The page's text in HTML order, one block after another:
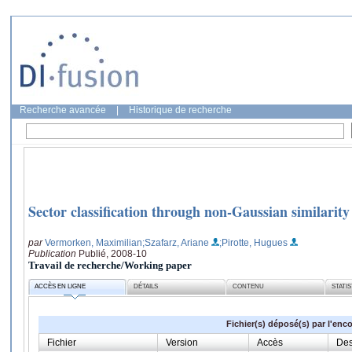
Recherche avancée Historique de recherche
Sector classification through non-Gaussian similarity
parVermorken, Maximilian;Szafarz, Ariane
;Pirotte, Hugues
Publication Publié, 2008-10
Travail de recherche/Working paper
ACCÈS EN LIGNE DÉTAILS CONTENU
Fichier(s) déposé(s) par
Fichier Version Accès